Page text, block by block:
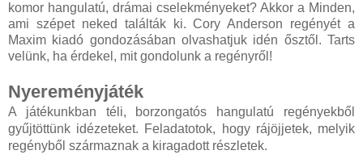
komor hangulatú, drámai cselekményeket? Akkor a Minden,
ami szépet neked találták ki. Cory Anderson regényét a
Maxim kiadó gondozásában olvashatjuk idén ősztől. Tarts
velünk, ha érdekel, mit gondolunk a regényről!
Nyereményjáték
A játékunkban téli, borzongatós hangulatú regényekből
gyűjtöttünk idézeteket. Feladatotok, hogy rájöjjetek, melyik
regényből származnak a kiragadott részletek.